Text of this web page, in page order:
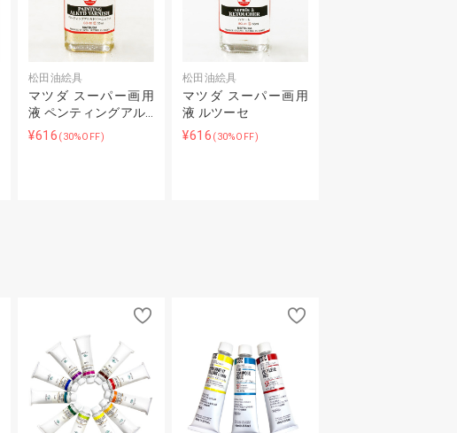
松田油絵具
マツダ スーパー画用
液 ペンティングアル…
¥616 (30%OFF)
松田油絵具
マツダ スーパー画用
液 ルツーセ
¥616 (30%OFF)